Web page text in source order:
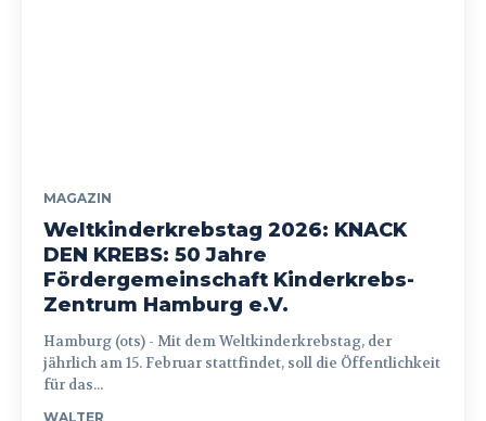
MAGAZIN
Weltkinderkrebstag 2026: KNACK
DEN KREBS: 50 Jahre
Fördergemeinschaft Kinderkrebs-
Zentrum Hamburg e.V.
Hamburg (ots) - Mit dem Weltkinderkrebstag, der
jährlich am 15. Februar stattfindet, soll die Öffentlichkeit
für das...
WALTER